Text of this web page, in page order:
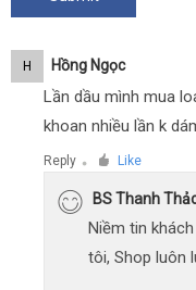
H Hồng Ngọc
Lần dầu mình mua
khoan nhiều lần k
Reply ● Like
BS Thanh
Niềm tin
tôi, Shop luôn